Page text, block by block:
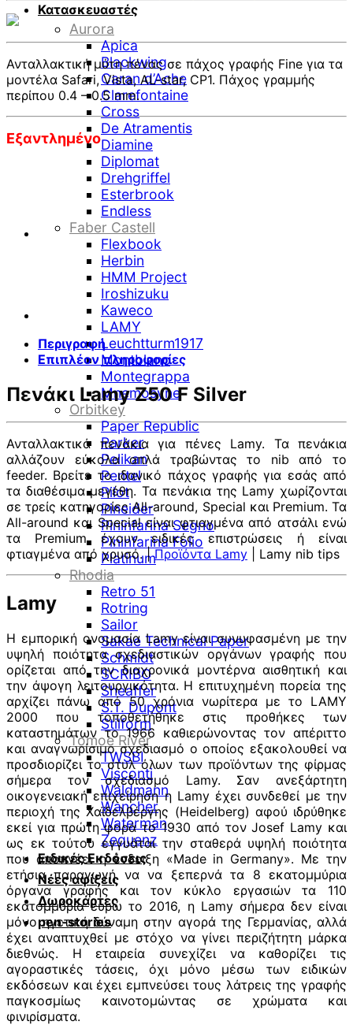
Κατασκευαστές
Aurora
Apica
Blackwing
Caran d’Ache
Clarefontaine
Cross
De Atramentis
Diamine
Diplomat
Drehgriffel
Esterbrook
Endless
Faber Castell
Flexbook
Herbin
HMM Project
Iroshizuku
Kaweco
LAMY
Leuchtturm1917
Montblanc
Montegrappa
Mnemosyne
Orbitkey
Paper Republic
Parker
Pelikan
Pentel
Pilot
Pineider
Pininfarina Segno
Pininfarina Folio
Platinum
Rhodia
Retro 51
Rotring
Sailor
Sakae Technical Paper
Schmidt
SCRIBO
Sheaffer
S.T. Dupont
Stilform
Tomoe River
TWSBI
Visconti
Waldmann
Wancher
Waterman
Zequenz
Ειδικές Εκδόσεις
Νέες αφίξεις
Δωροκάρτες
pen-stories
Ανταλλακτική μύτη πένας σε πάχος γραφής Fine για τα
μοντέλα Safari, Vista, AL-star, CP1. Πάχος γραμμής
περίπου 0.4 – 0.5 mm.
Εξαντλημένο
Περιγραφή
Επιπλέον πληροφορίες
Πενάκι Lamy Z50 F Silver
Ανταλλακτικά πενάκια για πένες Lamy. Τα πενάκια
αλλάζουν εύκολα απλά τραβώντας το nib από το
feeder. Βρείτε το ιδανικό πάχος γραφής για εσάς από
τα διαθέσιμα μεγέθη. Τα πενάκια της Lamy χωρίζονται
σε τρείς κατηγορίες All-around, Special και Premium. Τα
All-around και Special είναι φτιαγμένα από ατσάλι ενώ
τα Premium έχουν ειδικές επιστρώσεις ή είναι
φτιαγμένα από χρυσό. |Προϊόντα Lamy | Lamy nib tips
Lamy
Η εμπορική ονομασία Lamy είναι συνυφασμένη με την
υψηλή ποιότητα σχεδιαστικών οργάνων γραφής που
ορίζεται από την διαχρονικά μοντέρνα αισθητική και
την άψογη λειτουργικότητα. Η επιτυχημένη πορεία της
αρχίζει πάνω από 50 χρόνια νωρίτερα με το LAMY
2000 που τοποθετήθηκε στις προθήκες των
καταστημάτων το 1966 καθιερώνοντας τον απέριττο
και αναγνωρίσιμο σχεδιασμό ο οποίος εξακολουθεί να
προσδιορίζει το στυλ όλων των προϊόντων της φίρμας
σήμερα τον σχεδιασμό Lamy. Σαν ανεξάρτητη
οικογενειακή επιχείρηση η Lamy έχει συνδεθεί με την
περιοχή της Χαϊδελβέργης (Heidelberg) αφού ιδρύθηκε
εκεί για πρώτη φορά το 1930 από τον Josef Lamy και
ως εκ τούτου εγγυάται την σταθερά υψηλή ποιότητα
που αποπνέει η ένδειξη «Made in Germany». Με την
ετήσια παραγωγή να να ξεπερνά τα 8 εκατομμύρια
όργανα γραφής και τον κύκλο εργασιών τα 110
εκατομμύρια ευρώ το 2016, η Lamy σήμερα δεν είναι
μόνο ηγετική δύναμη στην αγορά της Γερμανίας, αλλά
έχει αναπτυχθεί με στόχο να γίνει περιζήτητη μάρκα
διεθνώς. Η εταιρεία συνεχίζει να καθορίζει τις
αγοραστικές τάσεις, όχι μόνο μέσω των ειδικών
εκδόσεων και έχει εμπνεύσει τους λάτρεις της γραφής
παγκοσμίως καινοτομώντας σε χρώματα και
φινιρίσματα.